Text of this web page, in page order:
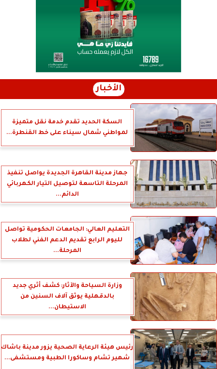
الأخبار
السكة الحديد تقدم خدمة نقل متميزة
لمواطني شمال سيناء على خط القنطرة...
جهاز مدينة القاهرة الجديدة يواصل تنفيذ
المرحلة التاسعة لتوصيل التيار الكهربائي
الدائم...
التعليم العالي: الجامعات الحكومية تواصل
لليوم الرابع تقديم الدعم الفني لطلاب
المرحلة...
وزارة السياحة والآثار: كشف أثري جديد
بالدقهلية يوثق آلاف السنين من
الاستيطان...
رئيس هيئة الرعاية الصحية يزور مدينة باشاك
شهير تشام وساكورا الطبية ومستشفى...